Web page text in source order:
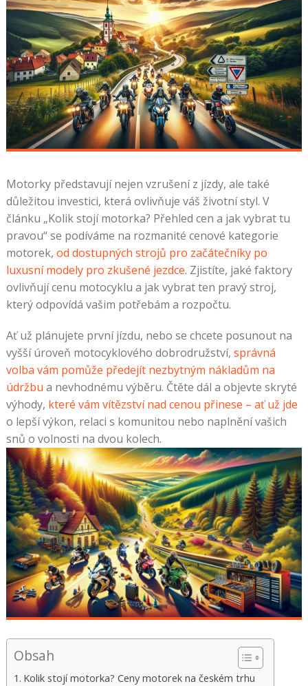
Motorky představují nejen vzrušení z jízdy, ale také
důležitou investici, která ovlivňuje váš životní styl. V
článku „Kolik stojí motorka? Přehled cen a jak vybrat tu
pravou“ se podíváme na rozmanité cenové kategorie
motorek, od dostupných strojů pro začátečníky po
luxusní modely pro zkušené jezdce. Zjistíte, jaké faktory
ovlivňují cenu motocyklu a jak vybrat ten pravý stroj,
který odpovídá vašim potřebám a rozpočtu.
Ať už plánujete první jízdu, nebo se chcete posunout na
vyšší úroveň motocyklového dobrodružství, správná
volba vám pomůže předejít nezbytným nákladům na
údržbu a nevhodnému výběru. Čtěte dál a objevte skryté
výhody, které vám vítězství nad cenou přinese – ať už jde
o lepší výkon, relaci s komunitou nebo naplnění vašich
snů o volnosti na dvou kolech.
Obsah
Kolik stojí motorka? Ceny motorek na českém trhu